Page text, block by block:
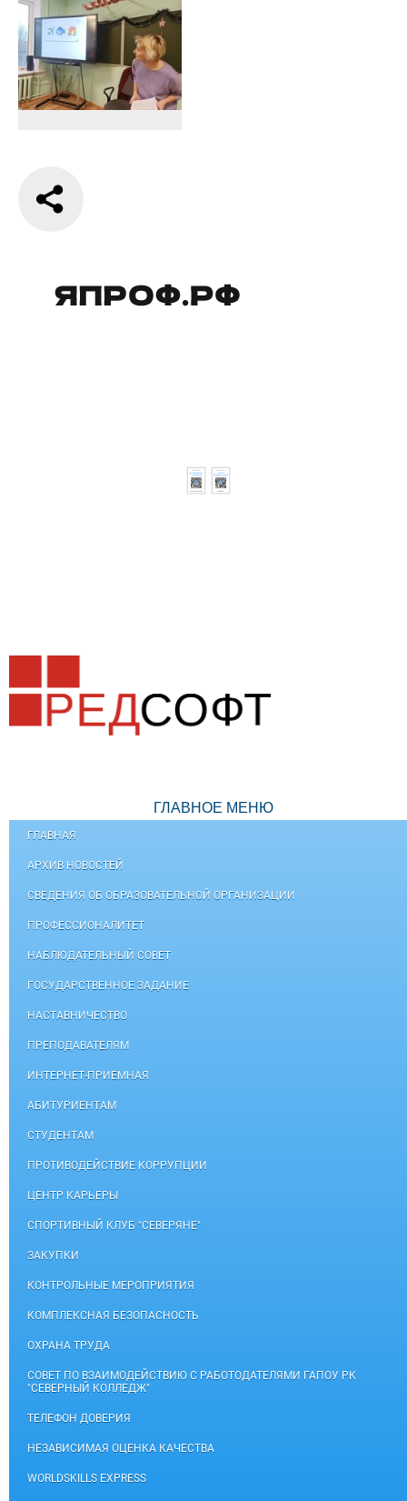
ГЛАВНОЕ МЕНЮ
ГЛАВНАЯ
АРХИВ НОВОСТЕЙ
СВЕДЕНИЯ ОБ ОБРАЗОВАТЕЛЬНОЙ ОРГАНИЗАЦИИ
ПРОФЕССИОНАЛИТЕТ
НАБЛЮДАТЕЛЬНЫЙ СОВЕТ
ГОСУДАРСТВЕННОЕ ЗАДАНИЕ
НАСТАВНИЧЕСТВО
ПРЕПОДАВАТЕЛЯМ
ИНТЕРНЕТ-ПРИЕМНАЯ
АБИТУРИЕНТАМ
СТУДЕНТАМ
ПРОТИВОДЕЙСТВИЕ КОРРУПЦИИ
ЦЕНТР КАРЬЕРЫ
СПОРТИВНЫЙ КЛУБ "СЕВЕРЯНЕ"
ЗАКУПКИ
КОНТРОЛЬНЫЕ МЕРОПРИЯТИЯ
КОМПЛЕКСНАЯ БЕЗОПАСНОСТЬ
ОХРАНА ТРУДА
СОВЕТ ПО ВЗАИМОДЕЙСТВИЮ С РАБОТОДАТЕЛЯМИ ГАПОУ РК
"СЕВЕРНЫЙ КОЛЛЕДЖ"
ТЕЛЕФОН ДОВЕРИЯ
НЕЗАВИСИМАЯ ОЦЕНКА КАЧЕСТВА
WORLDSKILLS EXPRESS